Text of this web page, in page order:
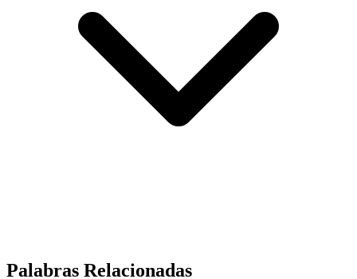
Palabras Relacionadas